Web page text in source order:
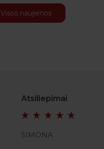
Visos naujienos
Atsiliepimai
SIMONA